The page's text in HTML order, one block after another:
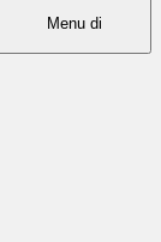
Menu di